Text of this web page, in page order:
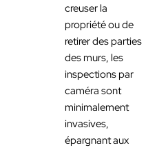
creuser la
propriété ou de
retirer des parties
des murs, les
inspections par
caméra sont
minimalement
invasives,
épargnant aux